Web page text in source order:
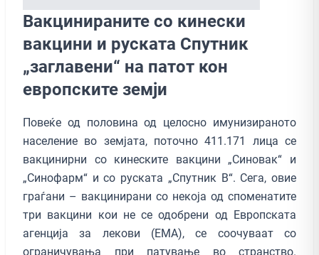
Вакцинираните со кинески
вакцини и руската Спутник
„заглавени“ на патот кон
европските земји
Повеќе од половина од целосно имунизираното
население во земјата, поточно 411.171 лица се
вакцинирни со кинеските вакцини „Синовак“ и
„Синофарм“ и со руската „Спутник В“. Сега, овие
граѓани – вакцинирани со некоја од споменатите
три вакцини кои не се одобрени од Европската
агенција за лекови (ЕМА), се соочуваат со
ограничувања при патување во странство.